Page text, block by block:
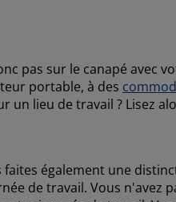
pas sur le canapé avec
portable, à des
un lieu de travail ? Lisez
également une
de travail. Vous n'avez